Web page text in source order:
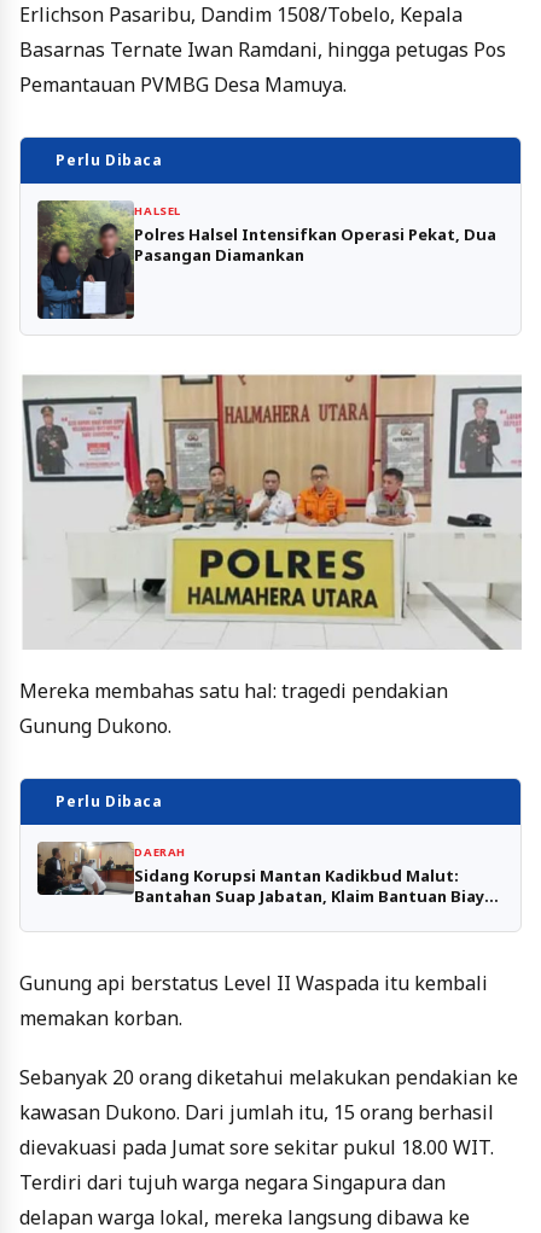
Erlichson Pasaribu, Dandim 1508/Tobelo, Kepala
Basarnas Ternate Iwan Ramdani, hingga petugas Pos
Pemantauan PVMBG Desa Mamuya.
Perlu Dibaca
HALSEL
Polres Halsel Intensifkan Operasi Pekat, Dua
Pasangan Diamankan
Mereka membahas satu hal: tragedi pendakian
Gunung Dukono.
Perlu Dibaca
DAERAH
Sidang Korupsi Mantan Kadikbud Malut:
Bantahan Suap Jabatan, Klaim Bantuan Biaya
Gunung api berstatus Level II Waspada itu kembali
memakan korban.
Sebanyak 20 orang diketahui melakukan pendakian ke
kawasan Dukono. Dari jumlah itu, 15 orang berhasil
dievakuasi pada Jumat sore sekitar pukul 18.00 WIT.
Terdiri dari tujuh warga negara Singapura dan
delapan warga lokal, mereka langsung dibawa ke